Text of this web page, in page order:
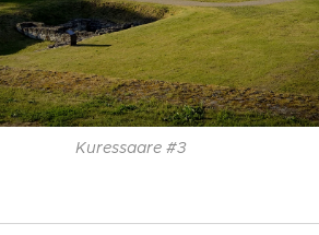
Kuressaare #3